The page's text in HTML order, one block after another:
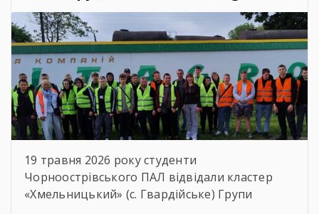
19 травня 2026 року студенти
Чорноострівського ПАЛ відвідали кластер
«Хмельницький» (с. Гвардійське) Групи